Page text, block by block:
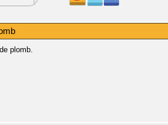
plomb.